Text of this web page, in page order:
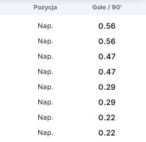
Pozycja Gole / 90'
Nap.
0.56
Nap.
0.56
Nap.
0.47
Nap.
0.47
Nap.
0.29
Nap.
0.29
Nap.
0.22
Nap.
0.22